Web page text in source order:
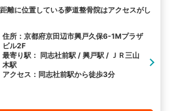
離に位置している夢道整骨院はアクセスがし
住所：京都府京田辺市興戸久保6-1Mプラザ
ビル2F
最寄り駅： 同志社前駅 / 興戸駅 / ＪＲ三山
木駅
アクセス：同志社前駅から徒歩3分